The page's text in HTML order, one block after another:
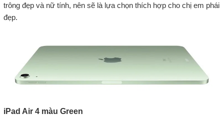
trông đẹp và nữ tính, nên sẽ là lựa chọn thích hợp cho chị em phái
đẹp.
iPad Air 4 màu Green